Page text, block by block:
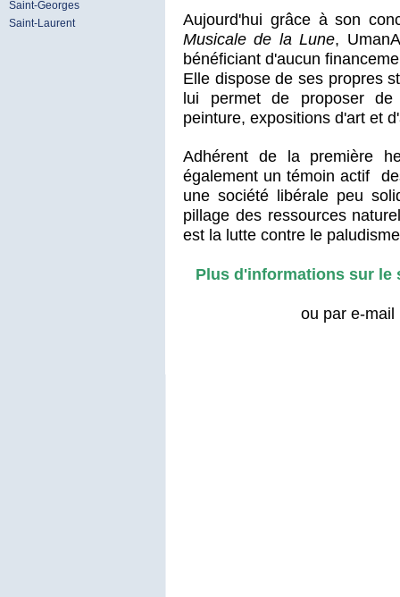
Saint-Georges
Saint-Laurent
Aujourd'hui grâce à son
Musicale de la Lune,
bénéficiant d'aucun
Elle dispose de ses propres
lui permet de proposer de
peinture, expositions d'art et
Adhérent de la première
également un témoin actif
une société libérale peu
pillage des ressources
est la lutte contre le
Plus d'informations sur le
ou par e-mail